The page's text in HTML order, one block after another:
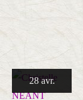
28 avr.